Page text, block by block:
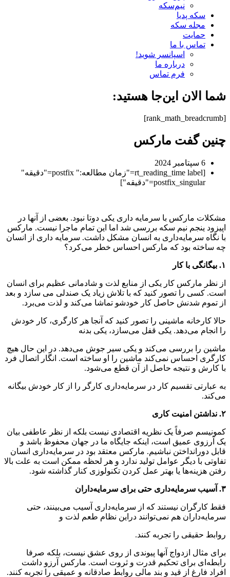
نیم‌سکه
سکه پدیا
مجله سکه
حمایت
تماس با ما
اسپانسر شوید!
درباره ما
فرم تماس
شما الان این‌جا هستید:
[rank_math_breadcrumb]
چنین گفت مارکس
6 سپتامبر 2024
[rt_reading_time label="زمان مطالعه:" postfix="دقیقه"
postfix_singular="دقیقه"]
مشكلات ماركس با سرمایه دارى یكى دوتا نبود. بعضى از آنها در
اپیزود ینجم نیم سكه بررسى شد اما این تمام ماجرا نیست. ماركس
با نگاه سرمایه‌دارى به انسان مشكل داشت. سرمایه دارى از انسان
چه ساخته بود كه ماركس احساس خطر مى‌كرد؟
۱. بیگانگی با کار
از نظر ماركس کار یكى از منابع لذت و شادمانى عظیم براى انسان
است. كسى را تصور كنید كه با تلاش زیاد یک صندلى مى سازد و بعد
از تموم شدنش حاصل كار خودشو تماشا مى‌کند و لذت مى‌برد.
حالا كارخانه ماشینى را تصور كنید كه آنجا هر كارگرى، كار خودش
را انجام می‌دهد. یكى قفل مى‌سازد، یكى بدنه
ماشین را بررسی می‌كند و یكى سیر جوش می‌دهد. در این حال هیچ
كارگرى احساس نمی‌کند ماشین را او ساخته است. انگار اتصال فرد
با كارش و نتیجه حاصل از آن قطع می‌شود.
بە عبارتی تقسیم کار در سرمایه‌داری کارگر را از کار خودش بیگانه
می‌كند.
۲. نداشتن امنیت کاری
كمونیسم صرفاً یک نظریه اقتصادى نیست بلكه از نظر عاطفى بیان
یک آرزوى عمیق است، اینكه جایگاه ما در جهان محفوظ باشد و
قابل دورانداختن نباشیم. ماركس معتقد بود در سرمایه‌دارى انسان
تفاوتی با دیگر عوامل تولید ندارد و هر لحظه ممكن است به علت بالا
رفتن هزینه‌ها یا بهتر عمل کردن تکنولوزی كنار گذاشته شود.
۳. آسیب سرمایه‌داری حتی برای سرمایه‌داران
فقط كارگران نیستند كه از سرمایه‌دارى آسیب مى‌بینند، حتى
سرمایه‌داران هم نمى‌توانند دراین نظام طعم لذت و
روابط حقیقى را تجربه كنند.
برای مثال ازدواج آنها پیوندی از روی عشق نیست، بلکه صرفا
رابطه‌اى براى تحكیم قدرت و ثروت است. ماركس آرزو داشت
افراد فارغ از قید و بند مالى روابط صادقانه و عمیقی را تجربه کنند.